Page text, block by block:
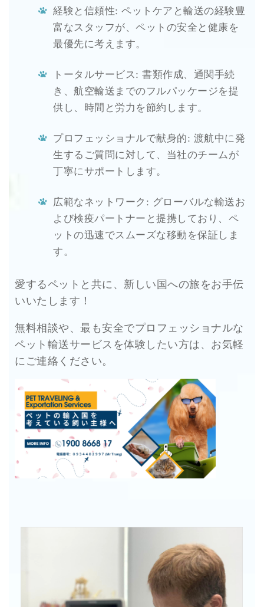
経験と信頼性: ペットケアと輸送の経験豊
富なスタッフが、ペットの安全と健康を
最優先に考えます。
トータルサービス: 書類作成、通関手続
き、航空輸送までのフルパッケージを提
供し、時間と労力を節約します。
プロフェッショナルで献身的: 渡航中に発
生するご質問に対して、当社のチームが
丁寧にサポートします。
広範なネットワーク: グローバルな輸送お
よび検疫パートナーと提携しており、ペ
ットの迅速でスムーズな移動を保証しま
す。
愛するペットと共に、新しい国への旅をお手伝
いいたします！
無料相談や、最も安全でプロフェッショナルな
ペット輸送サービスを体験したい方は、お気軽
にご連絡ください。